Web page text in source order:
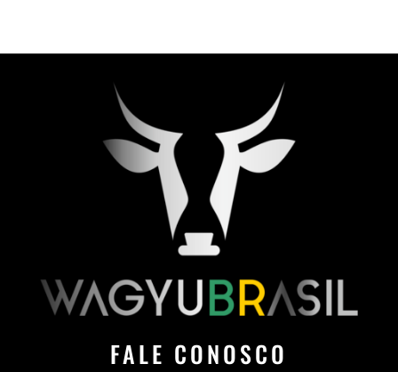
FALE CONOSCO